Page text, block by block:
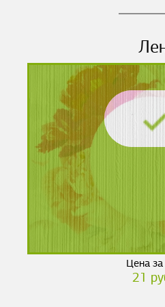
Цена
21